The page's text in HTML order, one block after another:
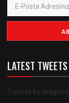
LATEST TWEETS
Tweets by